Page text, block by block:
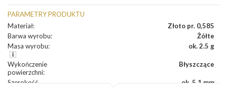
PARAMETRY PRODUKTU
Materiał:
Złoto pr. 0,585
Barwa wyrobu:
Żółte
Masa wyrobu: ok. 2.5 g
Wykończenie
powierzchni:
Błyszczące
Szerokość
ok. 5,1 mm